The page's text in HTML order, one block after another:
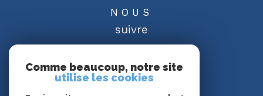
NOUS
suivre
Comme beaucoup, notre site
utilise les cookies